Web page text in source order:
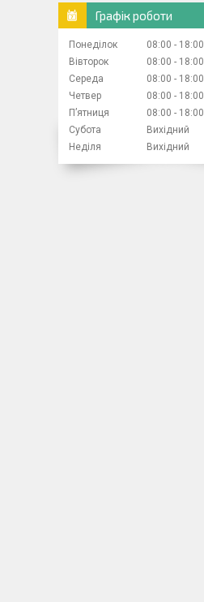
Графік роботи
Понеділок 08:00
18:00
Вівторок
08:00
18:00
Середа
08:00
18:00
Четвер
08:00
18:00
Пʼятниця
08:00
18:00
Субота
Вихідний
Неділя
Вихідний